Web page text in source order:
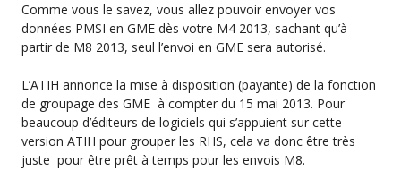
Comme vous le savez, vous allez pouvoir envoyer vos
données PMSI en GME dès votre M4 2013, sachant qu’à
partir de M8 2013, seul l’envoi en GME sera autorisé.
L’ATIH annonce la mise à disposition (payante) de la fonction
de groupage des GME à compter du 15 mai 2013. Pour
beaucoup d’éditeurs de logiciels qui s’appuient sur cette
version ATIH pour grouper les RHS, cela va donc être très
juste pour être prêt à temps pour les envois M8.